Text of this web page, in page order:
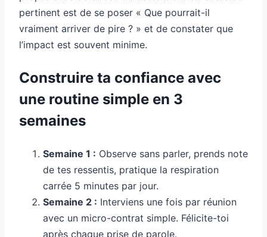
pertinent est de se poser « Que pourrait-il
vraiment arriver de pire ? » et de constater que
l’impact est souvent minime.
Construire ta confiance avec
une routine simple en 3
semaines
Semaine 1 : Observe sans parler, prends note
de tes ressentis, pratique la respiration
carrée 5 minutes par jour.
Semaine 2 : Interviens une fois par réunion
avec un micro-contrat simple. Félicite-toi
après chaque prise de parole.